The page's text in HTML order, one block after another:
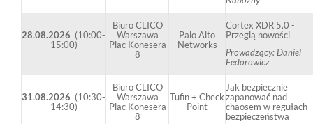
28.08.2026 (10:00-
15:00)
Biuro CLICO
Warszawa
Plac Konesera
8
Palo Alto
Networks
Cortex XDR 5.0 -
Przeglą nowości
Prowadzący: Daniel
Fedorowicz
31.08.2026 (10:30-
14:30)
Biuro CLICO
Warszawa
Plac Konesera
8
Tufin + Check
Point
Jak bezpiecznie
zapanować nad
chaosem w regułach
bezpieczeństwa